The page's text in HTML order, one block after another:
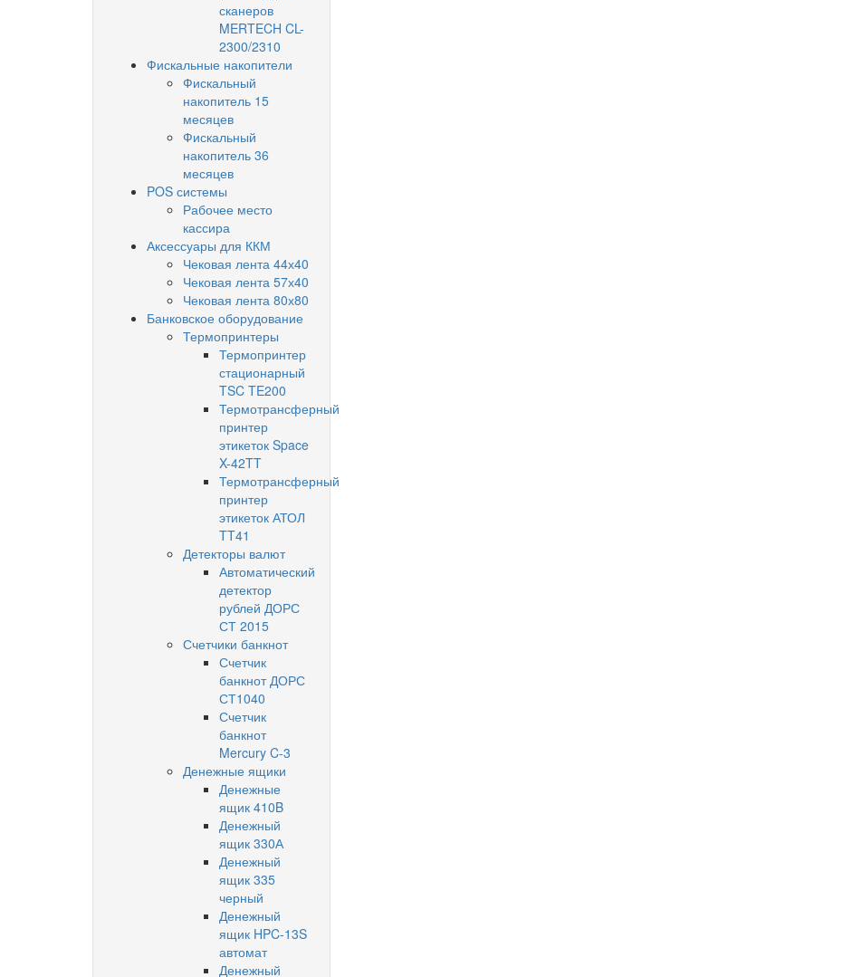
сканеров
MERTECH CL-
2300/2310
Фискальные накопители
Фискальный
накопитель 15
месяцев
Фискальный
накопитель 36
месяцев
POS системы
Рабочее место
кассира
Аксессуары для ККМ
Чековая лента 44х40
Чековая лента 57х40
Чековая лента 80х80
Банковское оборудование
Термопринтеры
Термопринтер
стационарный
TSC TE200
Термотрансферный
принтер
этикеток Space
X-42TT
Термотрансферный
принтер
этикеток АТОЛ
TT41
Детекторы валют
Автоматический
детектор
рублей ДОРС
СТ 2015
Счетчики банкнот
Счетчик
банкнот ДОРС
СТ1040
Счетчик
банкнот
Mercury C-3
Денежные ящики
Денежные
ящик 410B
Денежный
ящик 330А
Денежный
ящик 335
черный
Денежный
ящик HPC-13S
автомат
Денежный